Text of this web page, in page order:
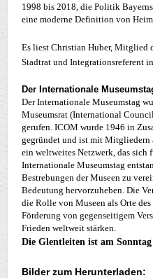
1998 bis 2018, die Politik
eine moderne Definition von
Es liest Christian Huber, Mitglied
Stadtrat und Integrationsreferent
Der Internationale
Der Internationale Museumstag
Museumsrat (International
gerufen. ICOM wurde 1946 in
gegründet und ist mit Mitgliedern
ein weltweites Netzwerk, das sich
Internationale Museumstag
Bestrebungen der Museen zu
Bedeutung hervorzuheben. Die
die Rolle von Museen als Orte
Förderung von gegenseitigem
Frieden weltweit stärken.
Die Glentleiten ist am
Bilder zum Herunterladen: